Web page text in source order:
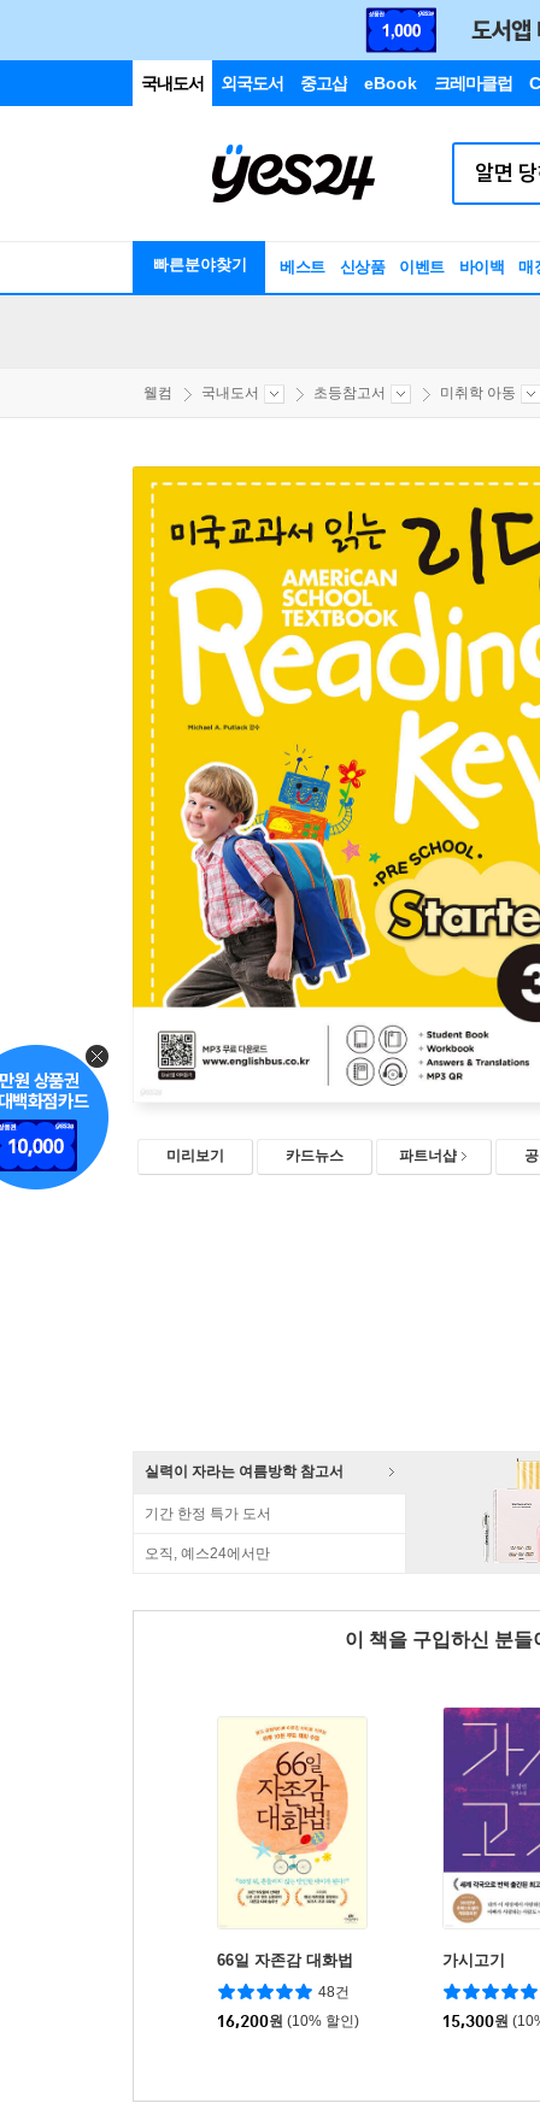
국내도서 외국도서 중고샵 eBook 크레마클럽
빠른분야찾기 베스트 신상품 이벤트 바이백 매
웰컴 국내도서 초등참고서 미취학 아동
미리보기 카드뉴스 파트너샵
실력이 자라는 여름방학 참고서
기간 한정 특가 도서
오직, 예스24에서만
이 책을 구입하신 분
66일 자존감 대화법
48건
16,200원 (10% 할인)
가시고기
15,300원